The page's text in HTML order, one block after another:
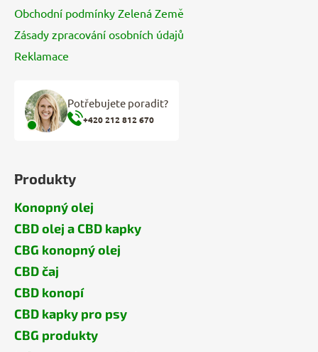
Obchodní podmínky Zelená Země
Zásady zpracování osobních údajů
Reklamace
Potřebujete poradit?
+420 212 812 670
Produkty
Konopný olej
CBD olej a CBD kapky
CBG konopný olej
CBD čaj
CBD konopí
CBD kapky pro psy
CBG produkty